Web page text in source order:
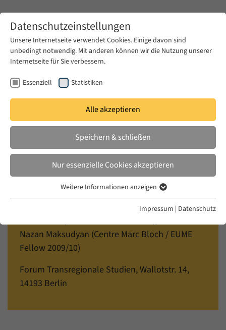
Zum Hauptinhalt springen
MI. 01 JULI 2026|17:00–18:30
Narratives of Female Criminality in
Turkish Literature and the Press: A
Comparative Analysis (1870-1935)
Nazan Maksudyan (Centre Marc Bloch / EUME
Fellow 2009/10)
Forum Transregionale Studien, Wallotstr. 14,
14193 Berlin
Datenschutzeinstellungen
Unsere Internetseite verwendet Cookies. Einige davon sind
unbedingt notwendig. Mit anderen können wir die Nutzung unserer
Internetseite für Sie verbessern.
Essenziell Statistiken
Alle akzeptieren
Speichern & schließen
Nur essenzielle Cookies akzeptieren
Essenzielle Cookies werden für grundlegende Funktionen der
einwandfrei funktioniert.
Name cookie_optin
Anbieter Forum Transregionale Studien e.V.
Dieses Cookie wird verwendet, um Ihre
Cookie-Informationen anzeigen
Statistiken
Mit diesen Cookies können wir Statistiken über die Nutzung der
wir auf der Plattform Matomo. Sie stehen nur dem Forum
Weitere Informationen anzeigen
Impressum | Datenschutz